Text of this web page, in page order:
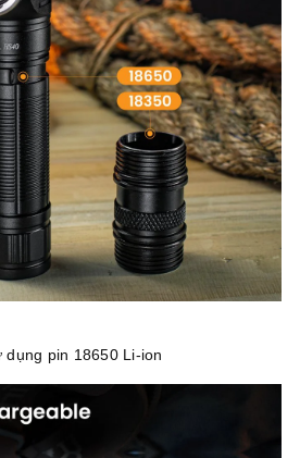
dụng pin 18650 Li-ion